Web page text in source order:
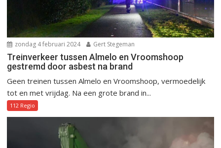
zondag 4 februari 2024 Gert Stegeman
Treinverkeer tussen Almelo en Vroomshoop
gestremd door asbest na brand
Geen treinen tussen Almelo en Vroomshoop, vermoedelijk
tot en met vrijdag. Na een grote brand in...
112 Regio